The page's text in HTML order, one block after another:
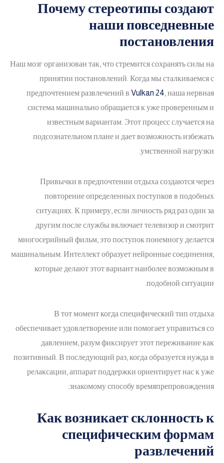
Почему стереотипы создают
наши повседневные
постановления
Наш мозг организован так, что стремится сохранять силы на
принятии постановлений. Когда мы сталкиваемся с
предпочтением развлечений в Vulkan 24 , наша нервная
система машинально обращается к уже проверенным и
известным вариантам. Этот процесс случается на
подсознательном плане и дает возможность избежать
умственной нагрузки.
Привычки в предпочтении отдыха создаются через
повторение определенных поступков в подобных
ситуациях. К примеру, если личность ряд раз один за
другим после службы включает телевизор и смотрит
многосерийный фильм, это поступок понемногу делается
машинальным. Интеллект образует нейронные соединения,
которые делают этот вариант наиболее возможным в
подобной ситуации.
В тот момент когда специфический тип отдыха
обеспечивает удовлетворение или помогает управиться со
давлением, разум фиксирует этот переживание как
позитивный. В последующий раз, когда образуется нужда в
релаксации, аппарат поддержки ориентирует нас к уже
знакомому способу времяпрепровождения.
Как возникает склонность к
специфическим формам
развлечений